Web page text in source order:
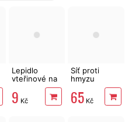
Lepidlo
vteřinové na
kov, plast,
gumu i dřevo
9 Kč
Síť proti
hmyzu
150x90 cm,
bílá, PE
65 Kč